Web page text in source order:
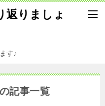
返りましょ
す♪
記事一覧